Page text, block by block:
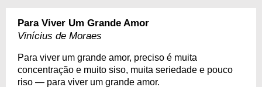
Para Viver Um Grande Amor
Vinícius de Moraes
Para viver um grande amor, preciso é muita
concentração e muito siso, muita seriedade e pouco
riso — para viver um grande amor.